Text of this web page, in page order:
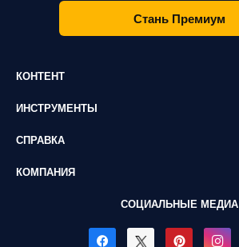
Стань Премиум
КОНТЕНТ
ИНСТРУМЕНТЫ
СПРАВКА
КОМПАНИЯ
СОЦИАЛЬНЫЕ МЕДИА